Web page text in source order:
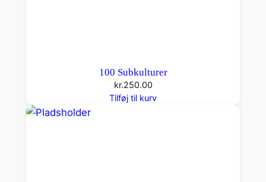
100 Subkulturer
kr.250.00
Tilføj til kurv